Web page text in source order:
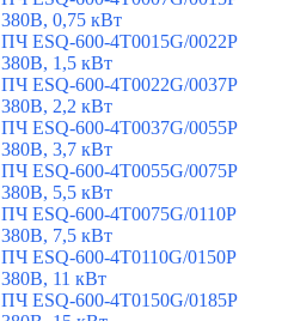
380В, 0,75 кВт
ПЧ ESQ-600-4T0015G/0022P
380В, 1,5 кВт
ПЧ ESQ-600-4T0022G/0037P
380В, 2,2 кВт
ПЧ ESQ-600-4T0037G/0055P
380В, 3,7 кВт
ПЧ ESQ-600-4T0055G/0075P
380В, 5,5 кВт
ПЧ ESQ-600-4T0075G/0110P
380В, 7,5 кВт
ПЧ ESQ-600-4T0110G/0150P
380В, 11 кВт
ПЧ ESQ-600-4T0150G/0185P